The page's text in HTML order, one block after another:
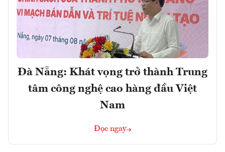
Đà Nẵng: Khát vọng trở thành Trung
tâm công nghệ cao hàng đầu Việt
Nam
Đọc ngay